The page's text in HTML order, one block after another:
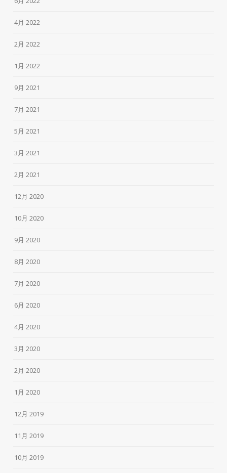
4月 2022
2月 2022
1月 2022
9月 2021
7月 2021
5月 2021
3月 2021
2月 2021
12月 2020
10月 2020
9月 2020
8月 2020
7月 2020
6月 2020
4月 2020
3月 2020
2月 2020
1月 2020
12月 2019
11月 2019
10月 2019